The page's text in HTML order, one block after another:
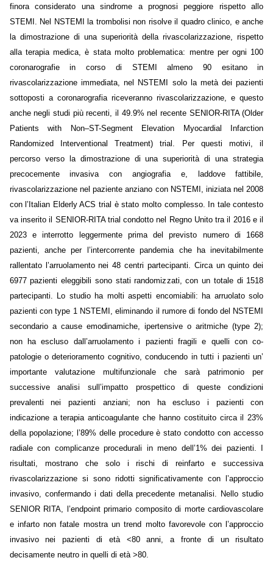
finora considerato una sindrome a prognosi peggiore rispetto allo
STEMI. Nel NSTEMI la trombolisi non risolve il quadro clinico, e anche
la dimostrazione di una superiorità della rivascolarizzazione, rispetto
alla terapia medica, è stata molto problematica: mentre per ogni 100
coronarografie in corso di STEMI almeno 90 esitano in
rivascolarizzazione immediata, nel NSTEMI solo la metà dei pazienti
sottoposti a coronarografia riceveranno rivascolarizzazione, e questo
anche negli studi più recenti, il 49.9% nel recente SENIOR-RITA (Older
Patients with Non–ST-Segment Elevation Myocardial Infarction
Randomized Interventional Treatment) trial. Per questi motivi, il
percorso verso la dimostrazione di una superiorità di una strategia
precocemente invasiva con angiografia e, laddove fattibile,
rivascolarizzazione nel paziente anziano con NSTEMI, iniziata nel 2008
con l’Italian Elderly ACS trial è stato molto complesso. In tale contesto
va inserito il SENIOR-RITA trial condotto nel Regno Unito tra il 2016 e il
2023 e interrotto leggermente prima del previsto numero di 1668
pazienti, anche per l’intercorrente pandemia che ha inevitabilmente
rallentato l’arruolamento nei 48 centri partecipanti. Circa un quinto dei
6977 pazienti eleggibili sono stati randomizzati, con un totale di 1518
partecipanti. Lo studio ha molti aspetti encomiabili: ha arruolato solo
pazienti con type 1 NSTEMI, eliminando il rumore di fondo del NSTEMI
secondario a cause emodinamiche, ipertensive o aritmiche (type 2);
non ha escluso dall’arruolamento i pazienti fragili e quelli con co-
patologie o deterioramento cognitivo, conducendo in tutti i pazienti un’
importante valutazione multifunzionale che sarà patrimonio per
successive analisi sull’impatto prospettico di queste condizioni
prevalenti nei pazienti anziani; non ha escluso i pazienti con
indicazione a terapia anticoagulante che hanno costituito circa il 23%
della popolazione; l’89% delle procedure è stato condotto con accesso
radiale con complicanze procedurali in meno dell’1% dei pazienti. I
risultati, mostrano che solo i rischi di reinfarto e successiva
rivascolarizzazione si sono ridotti significativamente con l’approccio
invasivo, confermando i dati della precedente metanalisi. Nello studio
SENIOR RITA, l’endpoint primario composito di morte cardiovascolare
e infarto non fatale mostra un trend molto favorevole con l’approccio
invasivo nei pazienti di età <80 anni, a fronte di un risultato
decisamente neutro in quelli di età >80.